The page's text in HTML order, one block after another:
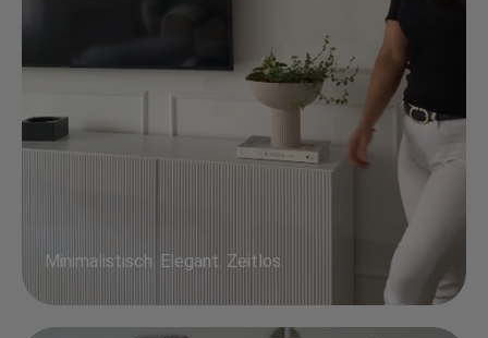
Minimalistisch. Elegant. Zeitlos.